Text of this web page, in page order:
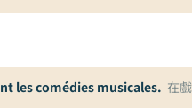
les comédies musicales. 在